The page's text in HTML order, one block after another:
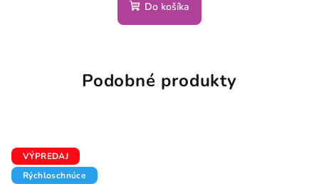
Do košíka
Podobné produkty
VÝPREDAJ
Rýchloschnúce